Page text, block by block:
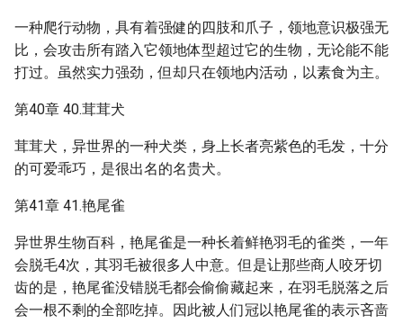
一种爬行动物，具有着强健的四肢和爪子，领地意识极强无
比，会攻击所有踏入它领地体型超过它的生物，无论能不能
打过。虽然实力强劲，但却只在领地内活动，以素食为主。
第40章 40.茸茸犬
茸茸犬，异世界的一种犬类，身上长者亮紫色的毛发，十分
的可爱乖巧，是很出名的名贵犬。
第41章 41.艳尾雀
异世界生物百科，艳尾雀是一种长着鲜艳羽毛的雀类，一年
会脱毛4次，其羽毛被很多人中意。但是让那些商人咬牙切
齿的是，艳尾雀没错脱毛都会偷偷藏起来，在羽毛脱落之后
会一根不剩的全部吃掉。因此被人们冠以艳尾雀的表示吝啬